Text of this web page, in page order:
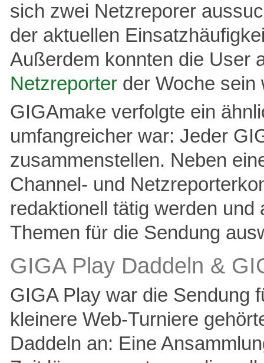
sich zwei Netzreporer
der aktuellen
Außerdem konnten die User
Netzreporter der Woche sein
GIGAmake verfolgte ein
umfangreicher war: Jeder
zusammenstellen. Neben
Channel- und
redaktionell tätig werden
Themen für die Sendung
GIGA Play Daddeln &
GIGA Play war die Sendung
kleinere Web-Turniere
Daddeln an: Eine